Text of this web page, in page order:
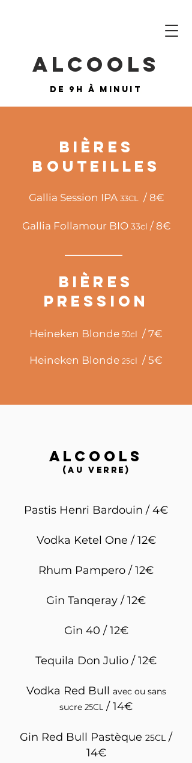
ALCOOLS
DE 9H À MINUIT
Bières
Bouteilles
Gallia Session IPA 33CL / 8€
Gallia Follamour BIO 33cl / 8€
Bières
pression
Heineken Blonde 50cl / 7€
Heineken Blonde 25cl / 5€
alcoolS
(au verre)
Pastis Henri Bardouin / 4€
Vodka Ketel One / 12€
Rhum Pampero / 12€
Gin Tanqeray / 12€
Gin 40 / 12€
Tequila Don Julio / 12€
Vodka Red Bull avec ou sans
sucre 25CL / 14€
Gin Red Bull Pastèque 25CL/
14€